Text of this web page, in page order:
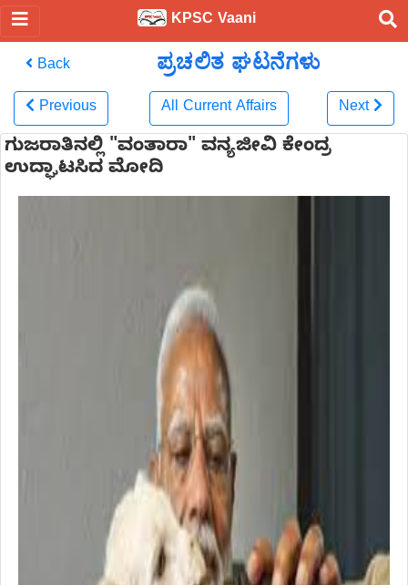
KPSC Vaani
Back ಪ್ರಚಲಿತ ಘಟನೆಗಳು
Previous All Current Affairs Next
ಗುಜರಾತಿನಲ್ಲಿ "ವಂತಾರಾ" ವನ್ಯಜೀವಿ ಕೇಂದ್ರ
ಉದ್ಘಾಟಸಿದ ಮೋದಿ